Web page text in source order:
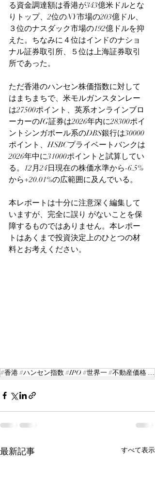
る資金調達額は香港が343億米ドルとな
りトップ、2位のNY市場の203億ドル、
３位のナスダック市場の192億ドルを抑
えた。ちなみに４位はインドのナショ
ナル証券取引所、５位は上海証券取引
所であった。
ただ香港のハンセン株価指数に対して
はまちまちで、米モルガンスタンレー
は27500ポイント、英系オンラインブロ
ーカーのIG証券は2026年内に28300ポイ
ントシンガポール系のDBS銀行は30000
ポイント、HSBCプライベートバンクは
2026年中に31000ポイントと試算してい
る。12月24日現在の株価水準から-6.5%
から+20.01%の広範囲に及んでいる。
本レポートは十分に注意深く編集して
いますが、完全に誤り がないことを保
障するものではありません。本レポー
トはあくまで投資決定上のひとつの材
料とお考えください。
#香港 #ハンセン指数 #IPO #世界一 #不動産価格 #ICGレポート
最新記事 すべて表示